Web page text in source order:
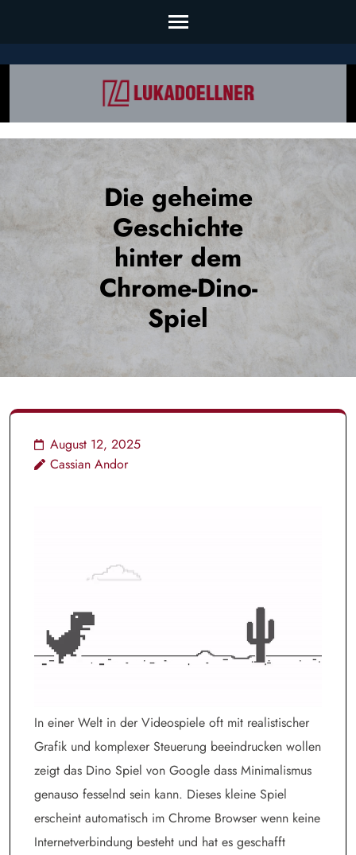
Die geheime
Geschichte
hinter dem
Chrome-Dino-
Spiel
August 12, 2025
Cassian Andor
In einer Welt in der Videospiele oft mit realistischer
Grafik und komplexer Steuerung beeindrucken wollen
zeigt das Dino Spiel von Google dass Minimalismus
genauso fesselnd sein kann. Dieses kleine Spiel
erscheint automatisch im Chrome Browser wenn keine
Internetverbindung besteht und hat es geschafft